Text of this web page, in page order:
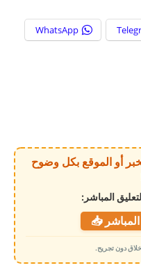
WhatsApp
بالخبر أو الموقع بكل وضوح
المباشر:
📥
دون تجريح.